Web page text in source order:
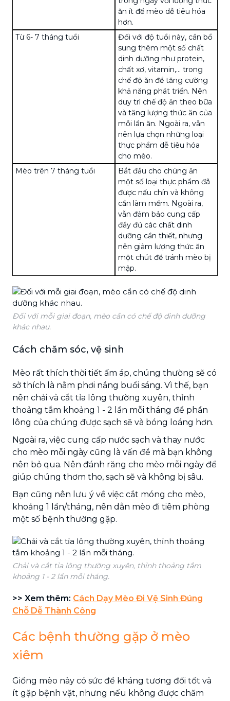
ăn ít để mèo dễ tiêu hóa
hơn.
Từ 6- 7 tháng tuổi
Đối với độ tuổi này, cần bổ
sung thêm một số chất
dinh dưỡng như protein,
chất xơ, vitamin,... trong
chế độ ăn để tăng cường
khả năng phát triển. Nên
duy trì chế độ ăn theo bữa
và tăng lượng thức ăn của
mỗi lần ăn. Ngoài ra, vẫn
nên lựa chọn những loại
thực phẩm dễ tiêu hóa
cho mèo.
Mèo trên 7 tháng tuổi
Bắt đầu cho chúng ăn
một số loại thực phẩm đã
được nấu chín và không
cần làm mềm. Ngoài ra,
vẫn đảm bảo cung cấp
đầy đủ các chất dinh
dưỡng cần thiết, nhưng
nên giảm lượng thức ăn
một chút để tránh mèo bị
mập.
Đối với mỗi giai đoạn, mèo cần có chế độ dinh dưỡng
khác nhau.
Cách chăm sóc, vệ sinh
Mèo rất thích thời tiết ấm áp, chúng thường sẽ có
sở thích là nằm phơi nắng buổi sáng. Vì thế, bạn
nên chải và cắt tỉa lông thường xuyên, thỉnh
thoảng tắm khoảng 1 - 2 lần mỗi tháng để phần
lông của chúng được sạch sẽ và bóng loáng hơn.
Ngoài ra, việc cung cấp nước sạch và thay nước
cho mèo mỗi ngày cũng là vấn đề mà bạn không
nên bỏ qua. Nên đánh răng cho mèo mỗi ngày để
giúp chúng thơm tho, sạch sẽ và không bị sâu.
Bạn cũng nên lưu ý về việc cắt móng cho mèo,
khoảng 1 lần/tháng, nên dẫn mèo đi tiêm phòng
một số bệnh thường gặp.
Chải và cắt tỉa lông thường xuyên, thỉnh thoảng tắm
khoảng 1 - 2 lần mỗi tháng.
>> Xem thêm: Cách Dạy Mèo Đi Vệ Sinh Đúng
Chỗ Dễ Thành Công
Các bệnh thường gặp ở mèo
xiêm
Giống mèo này có sức đề kháng tương đối tốt và
ít gặp bệnh vặt, nhưng nếu không được chăm